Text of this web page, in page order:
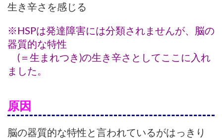
生き辛さを感じる
※HSPは発達障害には分類されませんが、脳の
器質的な特性
(＝生まれつき)の生き辛さとしてここに入れ
ました。
原因
脳の器質的な特性と言われているがはっきり